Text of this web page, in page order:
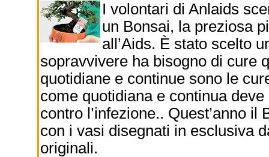
I volontari di Anlaids
un Bonsai, la preziosa
all’Aids. È stato scelto
sopravvivere ha bisogno di cure
quotidiane e continue sono le
come quotidiana e continua
contro l’infezione.. Quest’anno
con i vasi disegnati in esclusiva
originali.